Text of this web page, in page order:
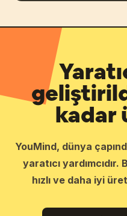
kadar
YouMind, dünya
yaratıcı
hızlı ve daha iyi